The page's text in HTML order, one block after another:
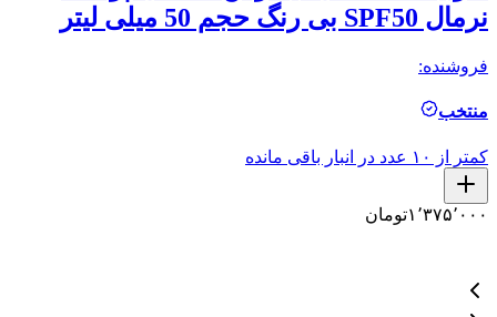
نرمال SPF50 بی رنگ حجم 50 میلی لیتر
فروشنده:
منتخب
کمتر از ۱۰ عدد در انبار باقی مانده
۱٬۳۷۵٬۰۰۰تومان